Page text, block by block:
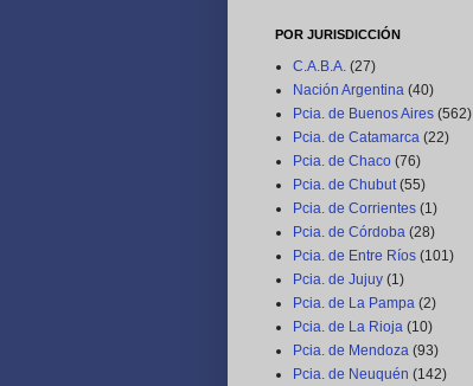
POR JURISDICCIÓN
C.A.B.A. (27)
Nación Argentina (40)
Pcia. de Buenos Aires (562)
Pcia. de Catamarca (22)
Pcia. de Chaco (76)
Pcia. de Chubut (55)
Pcia. de Corrientes (1)
Pcia. de Córdoba (28)
Pcia. de Entre Ríos (101)
Pcia. de Jujuy (1)
Pcia. de La Pampa (2)
Pcia. de La Rioja (10)
Pcia. de Mendoza (93)
Pcia. de Neuquén (142)